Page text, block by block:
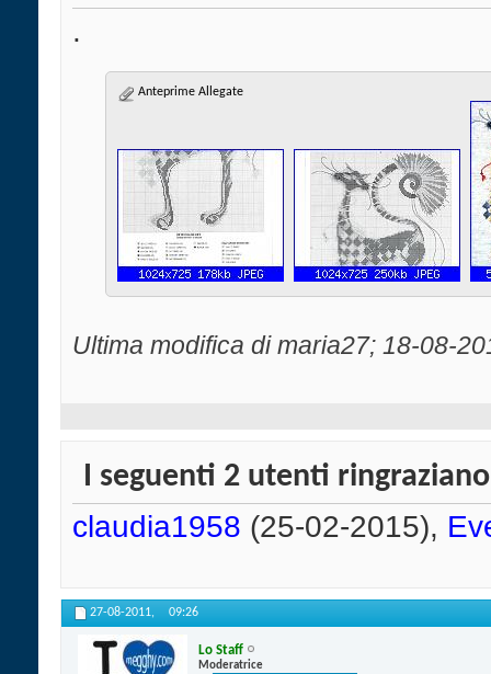
.
Anteprime Allegate
Ultima modifica di maria27; 18-08-
I seguenti 2 utenti
claudia1958 (25-02-2015),
27-08-2011, 09:26
Lo Staff
Moderatrice